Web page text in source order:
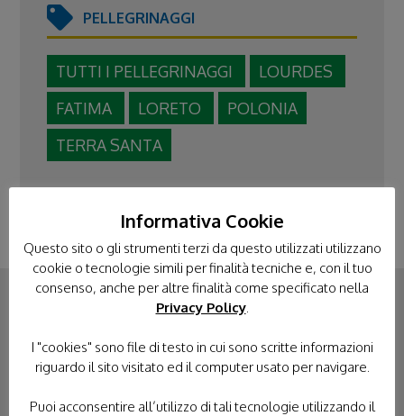
PELLEGRINAGGI
TUTTI I PELLEGRINAGGI
LOURDES
FATIMA
LORETO
POLONIA
TERRA SANTA
CONTATTACI
Informativa Cookie
Questo sito o gli strumenti terzi da questo utilizzati utilizzano
cookie o tecnologie simili per finalità tecniche e, con il tuo
consenso, anche per altre finalità come specificato nella
Privacy Policy.
I "cookies" sono file di testo in cui sono scritte informazioni
riguardo il sito visitato ed il computer usato per navigare.
Puoi acconsentire all’utilizzo di tali tecnologie utilizzando il